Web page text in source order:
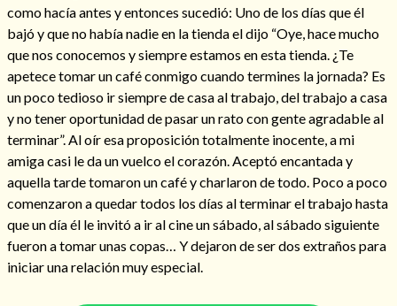
Hechizo de alejamiento
Tu consulta al tarot
Alejamiento(208)
Amarres(145)
Cartomancia (117)
Cómo recuperar a mi ex(190)
Endulzamiento (112)
Hechizo de amor(593)
Infidelidad(104)
como hacía antes y entonces sucedió: Uno de los días que él
bajó y que no había nadie en la tienda el dijo “Oye, hace mucho
que nos conocemos y siempre estamos en esta tienda. ¿Te
apetece tomar un café conmigo cuando termines la jornada? Es
un poco tedioso ir siempre de casa al trabajo, del trabajo a casa
y no tener oportunidad de pasar un rato con gente agradable al
terminar”. Al oír esa proposición totalmente inocente, a mi
amiga casi le da un vuelco el corazón. Aceptó encantada y
aquella tarde tomaron un café y charlaron de todo. Poco a poco
comenzaron a quedar todos los días al terminar el trabajo hasta
que un día él le invitó a ir al cine un sábado, al sábado siguiente
fueron a tomar unas copas… Y dejaron de ser dos extraños para
iniciar una relación muy especial.